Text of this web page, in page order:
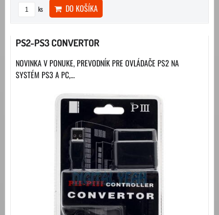
ks DO KOŠÍKA
PS2-PS3 CONVERTOR
NOVINKA V PONUKE, PREVODNÍK PRE OVLÁDAČE PS2 NA
SYSTÉM PS3 A PC,...